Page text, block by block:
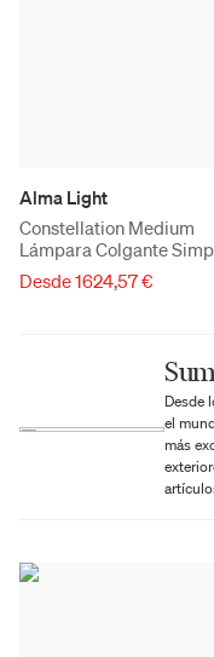
Alma Light
Constellation Medium
Lámpara Colgante
Desde 1624,57 €
Desde
el
más